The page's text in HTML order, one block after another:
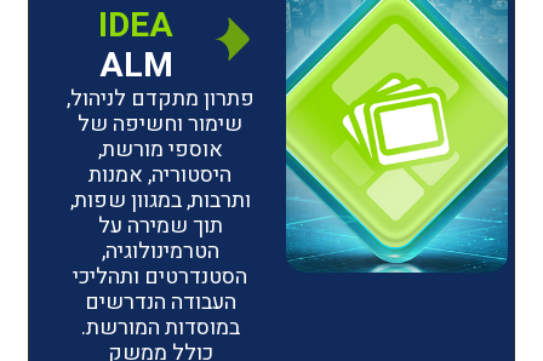
IDEA
ALM
פתרון מתקדם לניהול,
שימור וחשיפה של
אוספי מורשת,
היסטוריה, אמנות
ותרבות, במגוון שפות,
תוך שמירה על
הטרמינולוגיה,
הסטנדרטים ותהליכי
העבודה הנדרשים
במוסדות המורשת.